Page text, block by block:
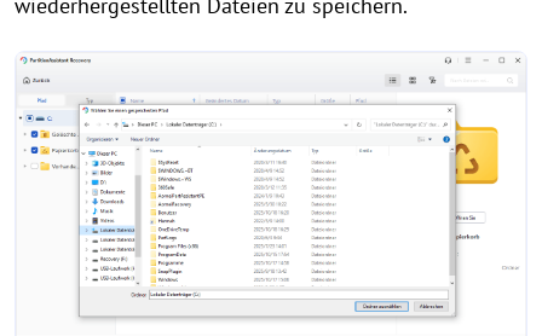
wiederhergestellten Dateien zu speichern.